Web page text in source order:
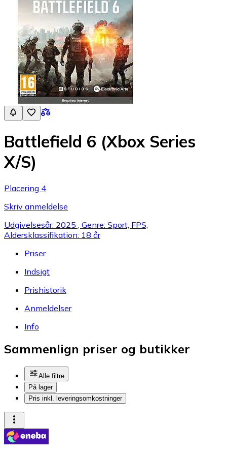
Battlefield 6 (Xbox Series
X/S)
Placering 4
Skriv anmeldelse
Udgivelsesår: 2025 , Genre: Sport, FPS,
Aldersklassifikation: 18 år
Priser
Indsigt
Prishistorik
Anmeldelser
Info
Sammenlign priser og butikker
Alle filtre
På lager
Pris inkl. leveringsomkostninger